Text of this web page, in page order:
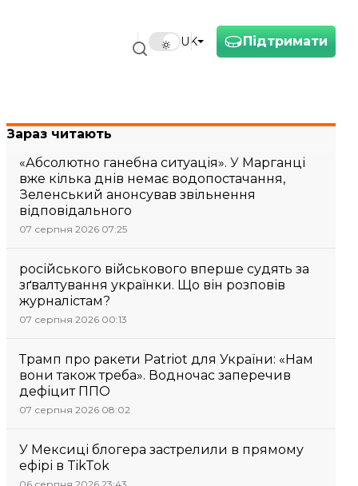
Підтримати
UK
Зараз читають
«Абсолютно ганебна ситуація». У Марганці
вже кілька днів немає водопостачання,
Зеленський анонсував звільнення
відповідального
07 серпня 2026 07:25
російського військового вперше судять за
зґвалтування українки. Що він розповів
журналістам?
07 серпня 2026 00:13
Трамп про ракети Patriot для України: «Нам
вони також треба». Водночас заперечив
дефіцит ППО
07 серпня 2026 08:02
У Мексиці блогера застрелили в прямому
ефірі в TikTok